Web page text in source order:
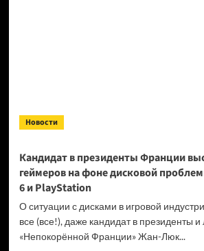
Новости
Кандидат в президенты Франции
геймеров на фоне дисковой
6 и PlayStation
О ситуации с дисками в игровой
все (все!), даже кандидат в президенты и
«Непокорённой Франции» Жан-Люк...